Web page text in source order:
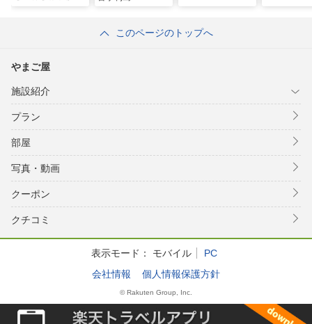
このページのトップへ
やまご屋
施設紹介
プラン
部屋
写真・動画
クーポン
クチコミ
表示モード： モバイル
PC
会社情報
個人情報保護方針
© Rakuten Group, Inc.